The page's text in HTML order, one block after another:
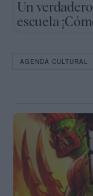
Un
escuela
AGENDA CULTURAL